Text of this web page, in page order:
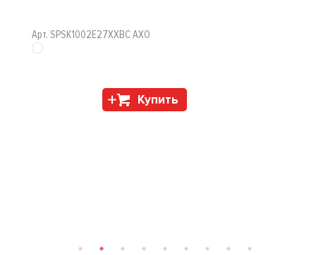
Арт. SPSK1002E27XXBC AXO
Купить